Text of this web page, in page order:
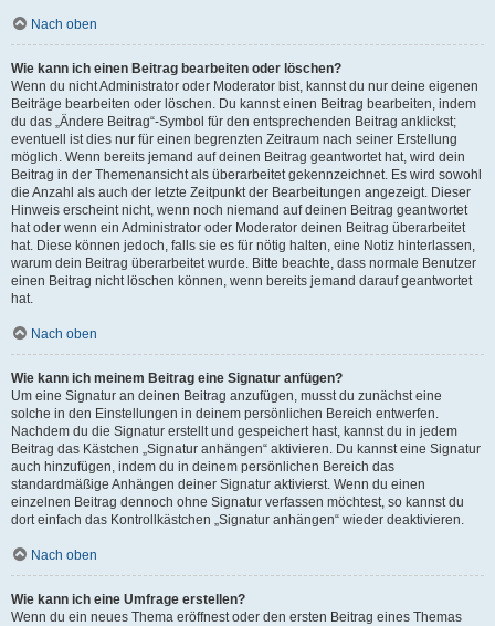
Nach oben
Wie kann ich einen Beitrag bearbeiten oder löschen?
Wenn du nicht Administrator oder Moderator bist, kannst du nur deine eigenen
Beiträge bearbeiten oder löschen. Du kannst einen Beitrag bearbeiten, indem
du das „Ändere Beitrag“-Symbol für den entsprechenden Beitrag anklickst;
eventuell ist dies nur für einen begrenzten Zeitraum nach seiner Erstellung
möglich. Wenn bereits jemand auf deinen Beitrag geantwortet hat, wird dein
Beitrag in der Themenansicht als überarbeitet gekennzeichnet. Es wird sowohl
die Anzahl als auch der letzte Zeitpunkt der Bearbeitungen angezeigt. Dieser
Hinweis erscheint nicht, wenn noch niemand auf deinen Beitrag geantwortet
hat oder wenn ein Administrator oder Moderator deinen Beitrag überarbeitet
hat. Diese können jedoch, falls sie es für nötig halten, eine Notiz hinterlassen,
warum dein Beitrag überarbeitet wurde. Bitte beachte, dass normale Benutzer
einen Beitrag nicht löschen können, wenn bereits jemand darauf geantwortet
hat.
Nach oben
Wie kann ich meinem Beitrag eine Signatur anfügen?
Um eine Signatur an deinen Beitrag anzufügen, musst du zunächst eine
solche in den Einstellungen in deinem persönlichen Bereich entwerfen.
Nachdem du die Signatur erstellt und gespeichert hast, kannst du in jedem
Beitrag das Kästchen „Signatur anhängen“ aktivieren. Du kannst eine Signatur
auch hinzufügen, indem du in deinem persönlichen Bereich das
standardmäßige Anhängen deiner Signatur aktivierst. Wenn du einen
einzelnen Beitrag dennoch ohne Signatur verfassen möchtest, so kannst du
dort einfach das Kontrollkästchen „Signatur anhängen“ wieder deaktivieren.
Nach oben
Wie kann ich eine Umfrage erstellen?
Wenn du ein neues Thema eröffnest oder den ersten Beitrag eines Themas